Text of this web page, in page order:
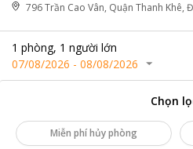
796 Trần Cao Vân, Quận Thanh Khê,
1 phòng, 1 người lớn
07/08/2026 - 08/08/2026
Chọn
Miễn phí hủy phòng